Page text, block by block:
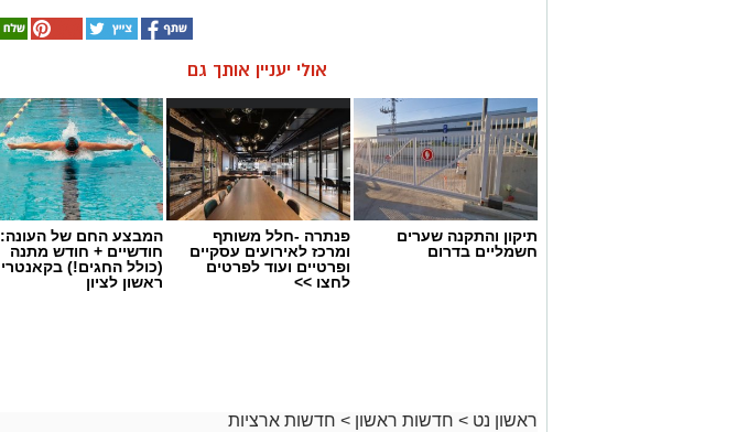
אולי יעניין אותך גם
תיקון והתקנה שערים
חשמליים בדרום
פנתרה -חלל משותף
ומרכז לאירועים עסקיים
ופרטיים ועוד לפרטים
לחצו >>
המבצע החם של העונה:
חודשיים + חודש מתנה
(כולל החגים!) בקאנטרי
ראשון לציון
ראשון נט > חדשות ראשון > חדשות ארציות